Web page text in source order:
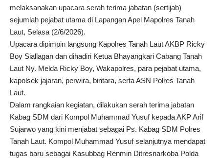
melaksanakan upacara serah terima jabatan (sertijab)
sejumlah pejabat utama di Lapangan Apel Mapolres Tanah
Laut, Selasa (2/6/2026).
Upacara dipimpin langsung Kapolres Tanah Laut AKBP Ricky
Boy Siallagan dan dihadiri Ketua Bhayangkari Cabang Tanah
Laut Ny. Melda Ricky Boy, Wakapolres, para pejabat utama,
kapolsek jajaran, perwira, bintara, serta ASN Polres Tanah
Laut.
Dalam rangkaian kegiatan, dilakukan serah terima jabatan
Kabag SDM dari Kompol Muhammad Yusuf kepada AKP Arif
Sujarwo yang kini menjabat sebagai Ps. Kabag SDM Polres
Tanah Laut. Kompol Muhammad Yusuf selanjutnya mendapat
tugas baru sebagai Kasubbag Renmin Ditresnarkoba Polda